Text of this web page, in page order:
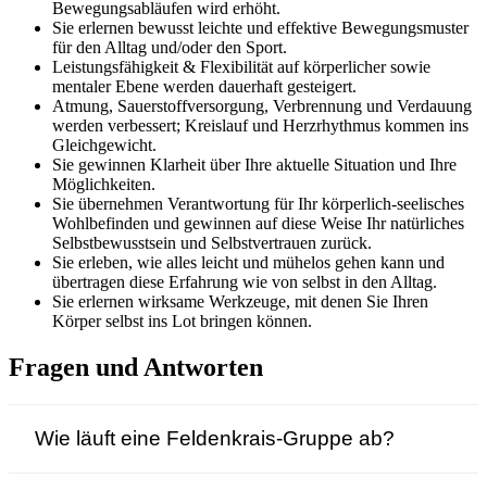
Bewegungsabläufen wird erhöht.
Sie erlernen bewusst leichte und effektive Bewegungsmuster
für den Alltag und/oder den Sport.
Leistungsfähigkeit & Flexibilität auf körperlicher sowie
mentaler Ebene werden dauerhaft gesteigert.
Atmung, Sauerstoffversorgung, Verbrennung und Verdauung
werden verbessert; Kreislauf und Herzrhythmus kommen ins
Gleichgewicht.
Sie gewinnen Klarheit über Ihre aktuelle Situation und Ihre
Möglichkeiten.
Sie übernehmen Verantwortung für Ihr körperlich-seelisches
Wohlbefinden und gewinnen auf diese Weise Ihr natürliches
Selbstbewusstsein und Selbstvertrauen zurück.
Sie erleben, wie alles leicht und mühelos gehen kann und
übertragen diese Erfahrung wie von selbst in den Alltag.
Sie erlernen wirksame Werkzeuge, mit denen Sie Ihren
Körper selbst ins Lot bringen können.
Fragen und Antworten
Wie läuft eine Feldenkrais-Gruppe ab?